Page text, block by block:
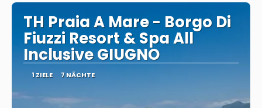
TH Praia A Mare - Borgo Di
Fiuzzi Resort & Spa All
Inclusive GIUGNO
1 ZIELE 7 NÄCHTE